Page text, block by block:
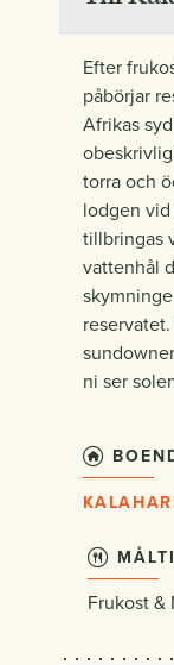
Efter
påbörjar
Afrikas
torra och
lodgen
tillbringas
vattenhål
ni ser
Frukost &